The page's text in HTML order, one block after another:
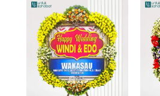
price
was:
Rp1.825.000.
price
is:
Rp1.699.000.